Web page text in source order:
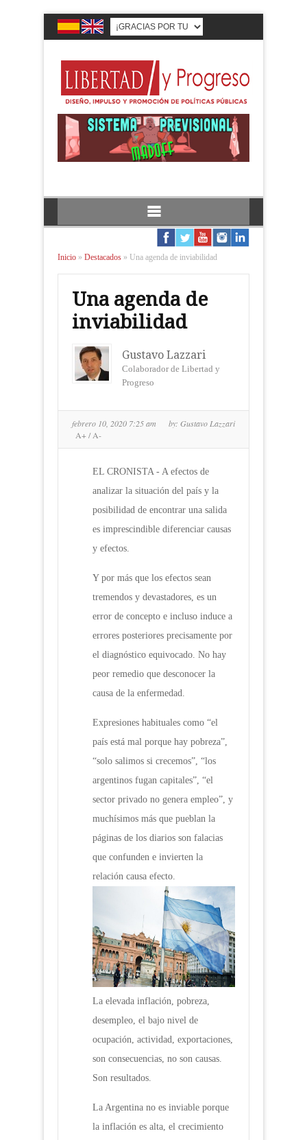
Inicio » Destacados » Una agenda de inviabilidad
Una agenda de
inviabilidad
Gustavo Lazzari
Colaborador de Libertad y
Progreso
febrero 10, 2020 7:25 am by: Gustavo Lazzari
A+/A-
EL CRONISTA - A efectos de
analizar la situación del país y la
posibilidad de encontrar una salida
es imprescindible diferenciar causas
y efectos.
Y por más que los efectos sean
tremendos y devastadores, es un
error de concepto e incluso induce a
errores posteriores precisamente por
el diagnóstico equivocado. No hay
peor remedio que desconocer la
causa de la enfermedad.
Expresiones habituales como “el
país está mal porque hay pobreza”,
“solo salimos si crecemos”, “los
argentinos fugan capitales”, “el
sector privado no genera empleo”, y
muchísimos más que pueblan la
páginas de los diarios son falacias
que confunden e invierten la
relación causa efecto.
La elevada inflación, pobreza,
desempleo, el bajo nivel de
ocupación, actividad, exportaciones,
son consecuencias, no son causas.
Son resultados.
La Argentina no es inviable porque
la inflación es alta, el crecimiento